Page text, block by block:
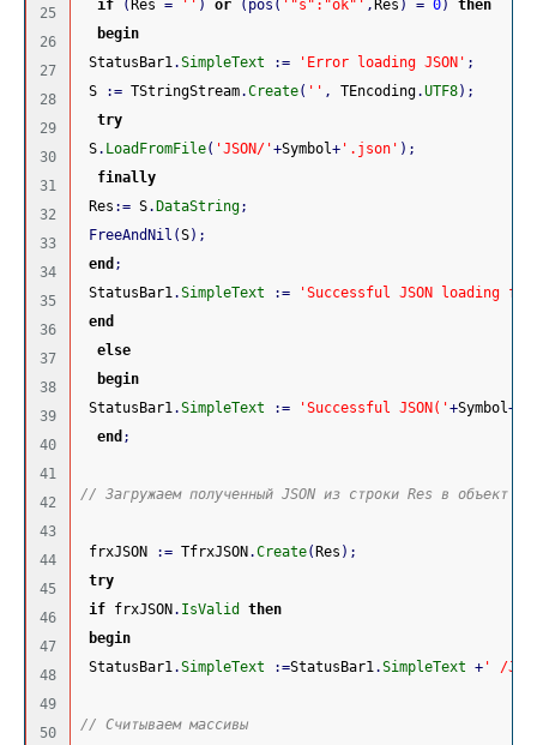
25
26
27
28
29
30
31
32
33
34
35
36
37
38
39
40
41
42
43
44
45
46
47
48
49
50
if ( Res = '' ) or ( pos ( '"s":"ok"' , Res ) = 0)
then
begin
StatusBar1.SimpleText := 'Error loading JSON' ;
S
:= TStringStream.Create( '' , TEncoding.UTF8) ;
try
S. LoadFromFile( 'JSON/'+Symbol+ '.json' ) ;
finally
Res := S. DataString;
FreeAndNil (S) ;
end ;
StatusBar1.SimpleText :=
'Successful JSON loading
end
else
begin
StatusBar1.SimpleText := 'Successful JSON('+Symbol+
end ;
// Загружаем полученный JSON из строки Res в объект
frxJSON := TfrxJSON .Create( Res ) ;
try
if frxJSON . IsValid
then
begin
StatusBar1.SimpleText :=StatusBar1.SimpleText + ' /
// Считываем массивы